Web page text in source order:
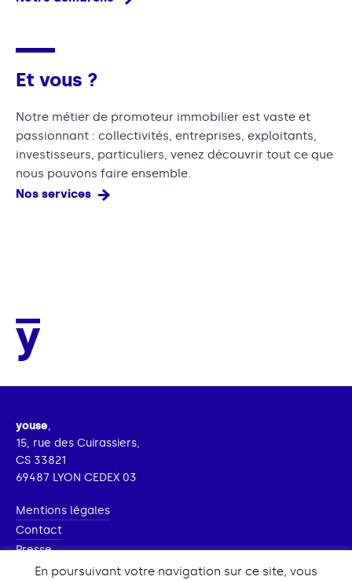
Et vous ?
Notre métier de promoteur immobilier est vaste et
passionnant : collectivités, entreprises, exploitants,
investisseurs, particuliers, venez découvrir tout ce que
nous pouvons faire ensemble.
Nos services
youse,
15, rue des Cuirassiers,
CS 33821
69487 LYON CEDEX 03
Mentions légales
Contact
Presse
Nous rejoindre
En poursuivant votre navigation sur ce site, vous